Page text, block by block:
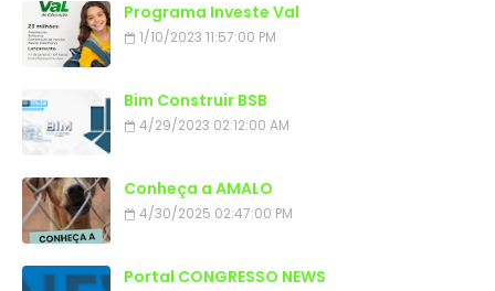
Programa Investe Val
1/10/2023 11:57:00 PM
Bim Construir BSB
4/29/2023 02:12:00 AM
Conheça a AMALO
4/30/2025 02:47:00 PM
Portal CONGRESSO NEWS